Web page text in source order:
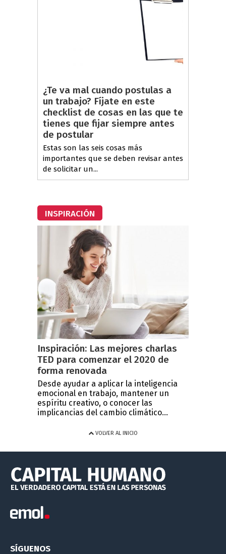
¿Te va mal cuando postulas a
un trabajo? Fíjate en este
checklist de cosas en las que te
tienes que fijar siempre antes
de postular
Estas son las seis cosas más
importantes que se deben revisar antes
de solicitar un...
INSPIRACIÓN
Inspiración: Las mejores charlas
TED para comenzar el 2020 de
forma renovada
Desde ayudar a aplicar la inteligencia
emocional en trabajo, mantener un
espíritu creativo, o conocer las
implicancias del cambio climático...
VOLVER AL INICIO
SÍGUENOS